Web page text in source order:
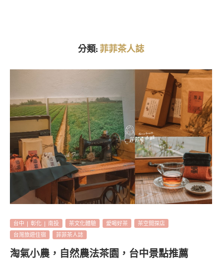
分類:菲菲茶人誌
台中 | 彰化 | 南投 茶文化體驗 愛喝好茶
茶空間探店
台灣旅遊住宿
菲菲茶人誌
淘氣小農，自然農法茶園，台中景點推薦